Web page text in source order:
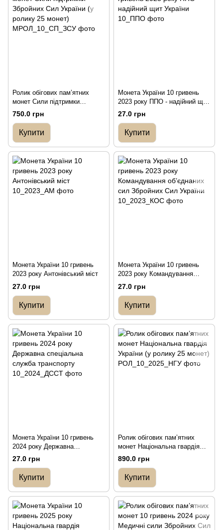
Ролик обігових пам’ятних
монет Сили підтримки
Збройних Сил України (у
ролику 25 монет)
750.0 грн
Купити
Монета України 10 гривень
2023 року ППО - надійний щит
України
27.0 грн
Купити
Монета України 10 гривень
2023 року Антонівський міст
27.0 грн
Купити
Монета України 10 гривень
2023 року Командування
об’єднаних сил Збройних Сил
України
27.0 грн
Купити
Монета України 10 гривень
2024 року Державна
спеціальна служба
транспорту
27.0 грн
Купити
Ролик обігових пам’ятних
монет Національна гвардія
України (у ролику 25 монет)
890.0 грн
Купити